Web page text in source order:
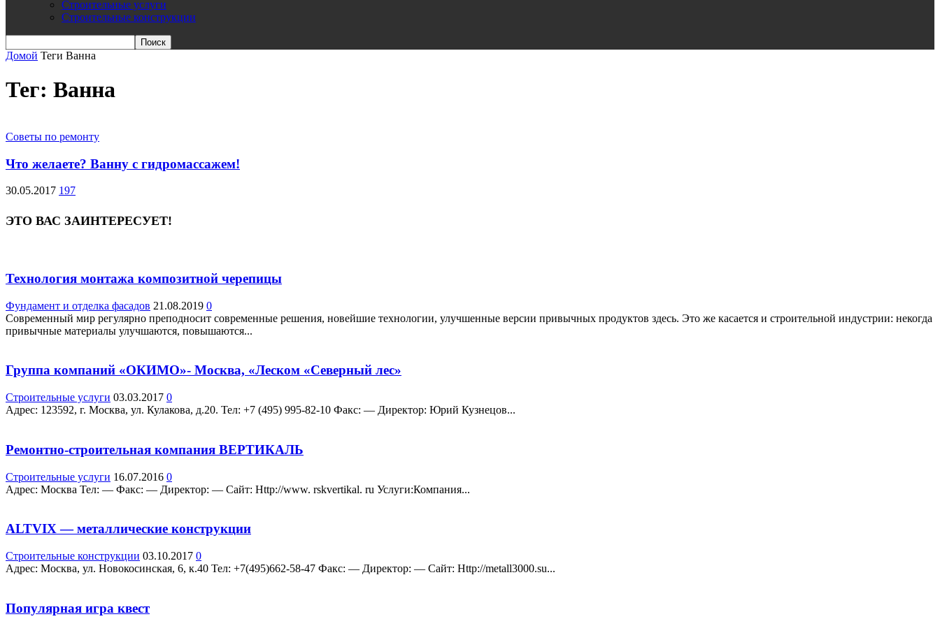
Строительные услуги
Строительные конструкции
Домой Теги Ванна
Тег: Ванна
Советы по ремонту
Что желаете? Ванну с гидромассажем!
30.05.2017 197
ЭТО ВАС ЗАИНТЕРЕСУЕТ!
Технология монтажа композитной черепицы
Фундамент и отделка фасадов 21.08.2019 0
Современный мир регулярно преподносит современные решения, новейшие технологии, улучшенные версии привычных продуктов здесь. Это же касается и строительной индустрии: некогда
привычные материалы улучшаются, повышаются...
Группа компаний «ОКИМО»- Москва, «Леском «Северный лес»
Строительные услуги 03.03.2017 0
Адрес: 123592, г. Москва, ул. Кулакова, д.20. Teл: +7 (495) 995-82-10 Факс: — Директор: Юрий Кузнецов...
Ремонтно-строительная компания ВЕРТИКАЛЬ
Строительные услуги 16.07.2016 0
Адрес: Москва Teл: — Факс: — Директор: — Сайт: Http://www. rskvertikal. ru Услуги:Компания...
ALTVIX — металлические конструкции
Строительные конструкции 03.10.2017 0
Адрес: Москва, ул. Новокосинская, 6, к.40 Teл: +7(495)662-58-47 Факс: — Директор: — Сайт: Http://metall3000.su...
Популярная игра квест